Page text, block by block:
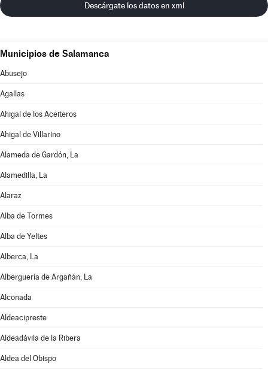
Descárgate los datos en xml
Municipios de Salamanca
Abusejo
Agallas
Ahigal de los Aceiteros
Ahigal de Villarino
Alameda de Gardón, La
Alamedilla, La
Alaraz
Alba de Tormes
Alba de Yeltes
Alberca, La
Alberguería de Argañán, La
Alconada
Aldeacipreste
Aldeadávila de la Ribera
Aldea del Obispo